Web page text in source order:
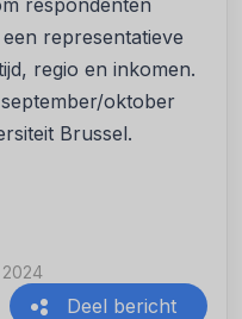
respondenten
representatieve
regio en inkomen.
oktober
Brussel.
2024
Deel bericht